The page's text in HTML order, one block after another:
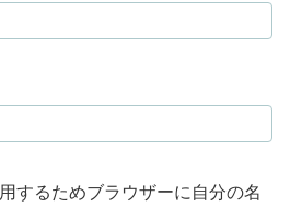
するためブラウザーに自分の名